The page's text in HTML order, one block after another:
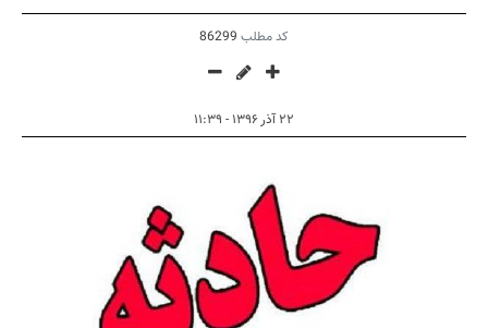
کد مطلب 86299
۲۲ آذر ۱۳۹۶ - ۱۱:۳۹